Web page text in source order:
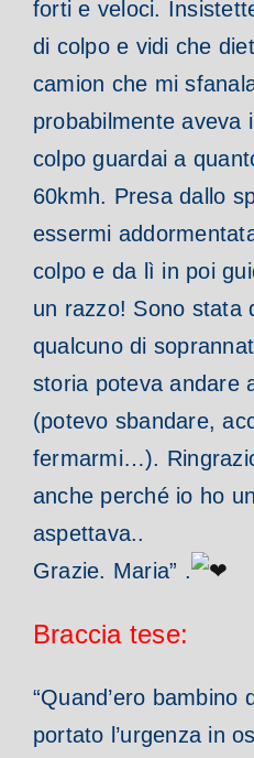
forti e veloci.
di colpo e vidi che
camion che mi
probabilmente aveva
colpo guardai a
60kmh. Presa dallo
essermi
colpo e da lì in poi
un razzo! Sono stata
qualcuno di
storia poteva andare
(potevo sbandare,
fermarmi…).
anche perché io ho
aspettava..
Grazie. Maria” .
Braccia tese:
“Quand’ero bambino
portato l’urgenza in